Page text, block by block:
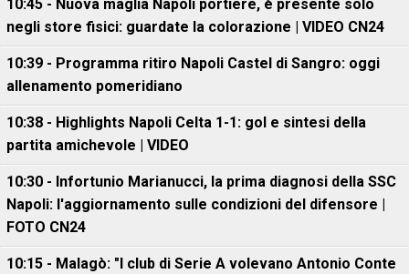
10:45 - Nuova maglia Napoli portiere, è presente solo
negli store fisici: guardate la colorazione | VIDEO CN24
10:39 - Programma ritiro Napoli Castel di Sangro: oggi
allenamento pomeridiano
10:38 - Highlights Napoli Celta 1-1: gol e sintesi della
partita amichevole | VIDEO
10:30 - Infortunio Marianucci, la prima diagnosi della SSC
Napoli: l'aggiornamento sulle condizioni del difensore |
FOTO CN24
10:15 - Malagò: "I club di Serie A volevano Antonio Conte